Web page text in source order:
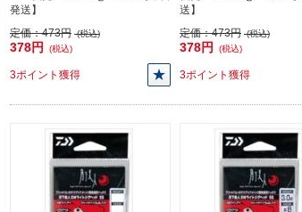
発送】
定価：473円 (税込)
378円 (税込)
3ポイント獲得
送】
定価：473円 (税込)
378円 (税込)
3ポイント獲得